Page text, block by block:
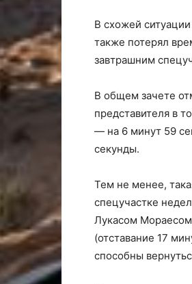
В схожей
также потерял
завтрашним
В общем зачете
представителя в
— на 6 минут 59
секунды.
Тем не менее,
спецучастке
Лукасом Мораесом
(отставание 17
способны